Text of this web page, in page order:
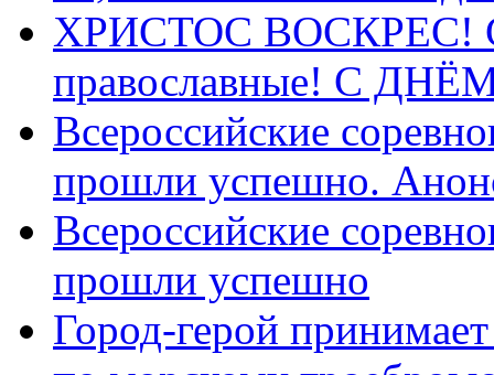
ХРИСТОС ВОСКРЕС! С
православные! C
Всероссийские
прошли успешно.
Всероссийские
прошли успешно
Город-герой